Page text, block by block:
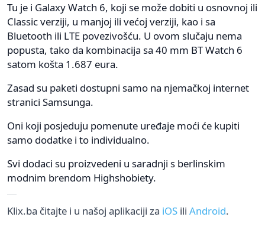
Tu je i Galaxy Watch 6, koji se može dobiti u osnovnoj ili
Classic verziji, u manjoj ili većoj verziji, kao i sa
Bluetooth ili LTE povezivošću. U ovom slučaju nema
popusta, tako da kombinacija sa 40 mm BT Watch 6
satom košta 1.687 eura.
Zasad su paketi dostupni samo na njemačkoj internet
stranici Samsunga.
Oni koji posjeduju pomenute uređaje moći će kupiti
samo dodatke i to individualno.
Svi dodaci su proizvedeni u saradnji s berlinskim
modnim brendom Highshobiety.
Klix.ba čitajte i u našoj aplikaciji za iOS ili Android.